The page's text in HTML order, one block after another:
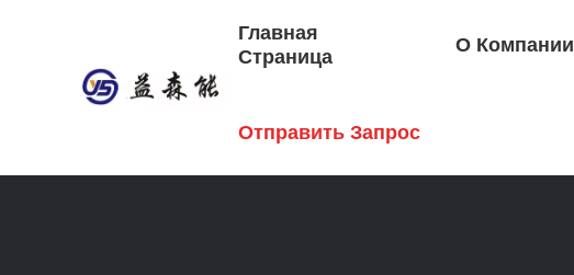
Главная
Страница
О Компании
Отправить Запрос